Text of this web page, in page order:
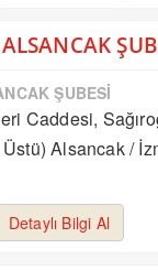
ŞUBESİ
Caddesi,
Alsancak /
Detaylı Bilgi Al